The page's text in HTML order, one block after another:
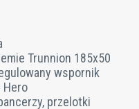
Trunnion 185x50
wspornik
Hero
przelotki